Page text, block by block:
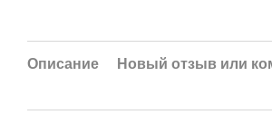
Описание Новый отзыв или